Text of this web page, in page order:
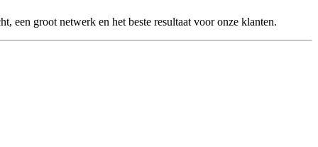
een groot netwerk en het beste resultaat voor onze klanten.